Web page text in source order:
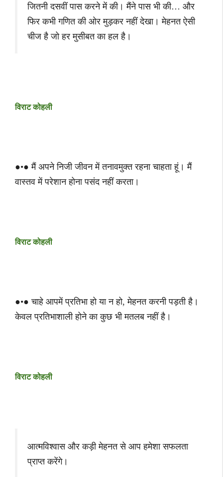
जितनी दसवीं पास करने में की। मैंने पास भी की… और
फिर कभी गणित की ओर मुड़कर नहीं देखा। मेहनत ऐसी
चीज है जो हर मुसीबत का हल है।
विराट कोहली
●•● मैं अपने निजी जीवन में तनावमुक्त रहना चाहता हूं। मैं
वास्तव में परेशान होना पसंद नहीं करता।
विराट कोहली
●•● चाहे आपमें प्रतिभा हो या न हो, मेहनत करनी पड़ती है।
केवल प्रतिभाशाली होने का कुछ भी मतलब नहीं है।
विराट कोहली
आत्मविश्वास और कड़ी मेहनत से आप हमेशा सफलता
प्राप्त करेंगे।